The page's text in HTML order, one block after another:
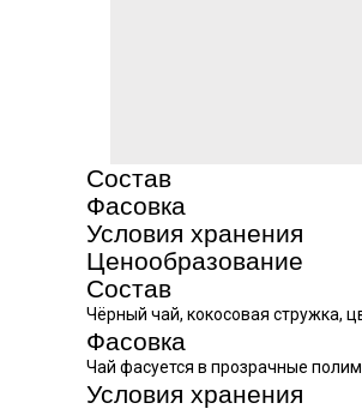
Состав
Фасовка
Условия хранения
Ценообразование
Состав
Чёрный чай, кокосовая стружка,
Фасовка
Чай фасуется в прозрачные
Условия хранения